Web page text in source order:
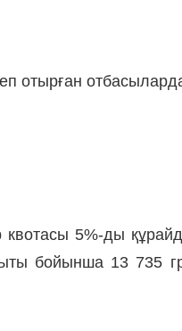
отырған
5%-ды
бойынша 13 735